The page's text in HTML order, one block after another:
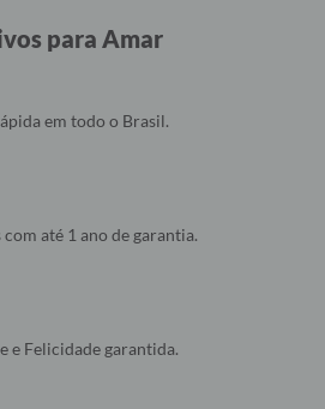
para Amar
em todo o Brasil.
até 1 ano de garantia.
e Felicidade garantida.